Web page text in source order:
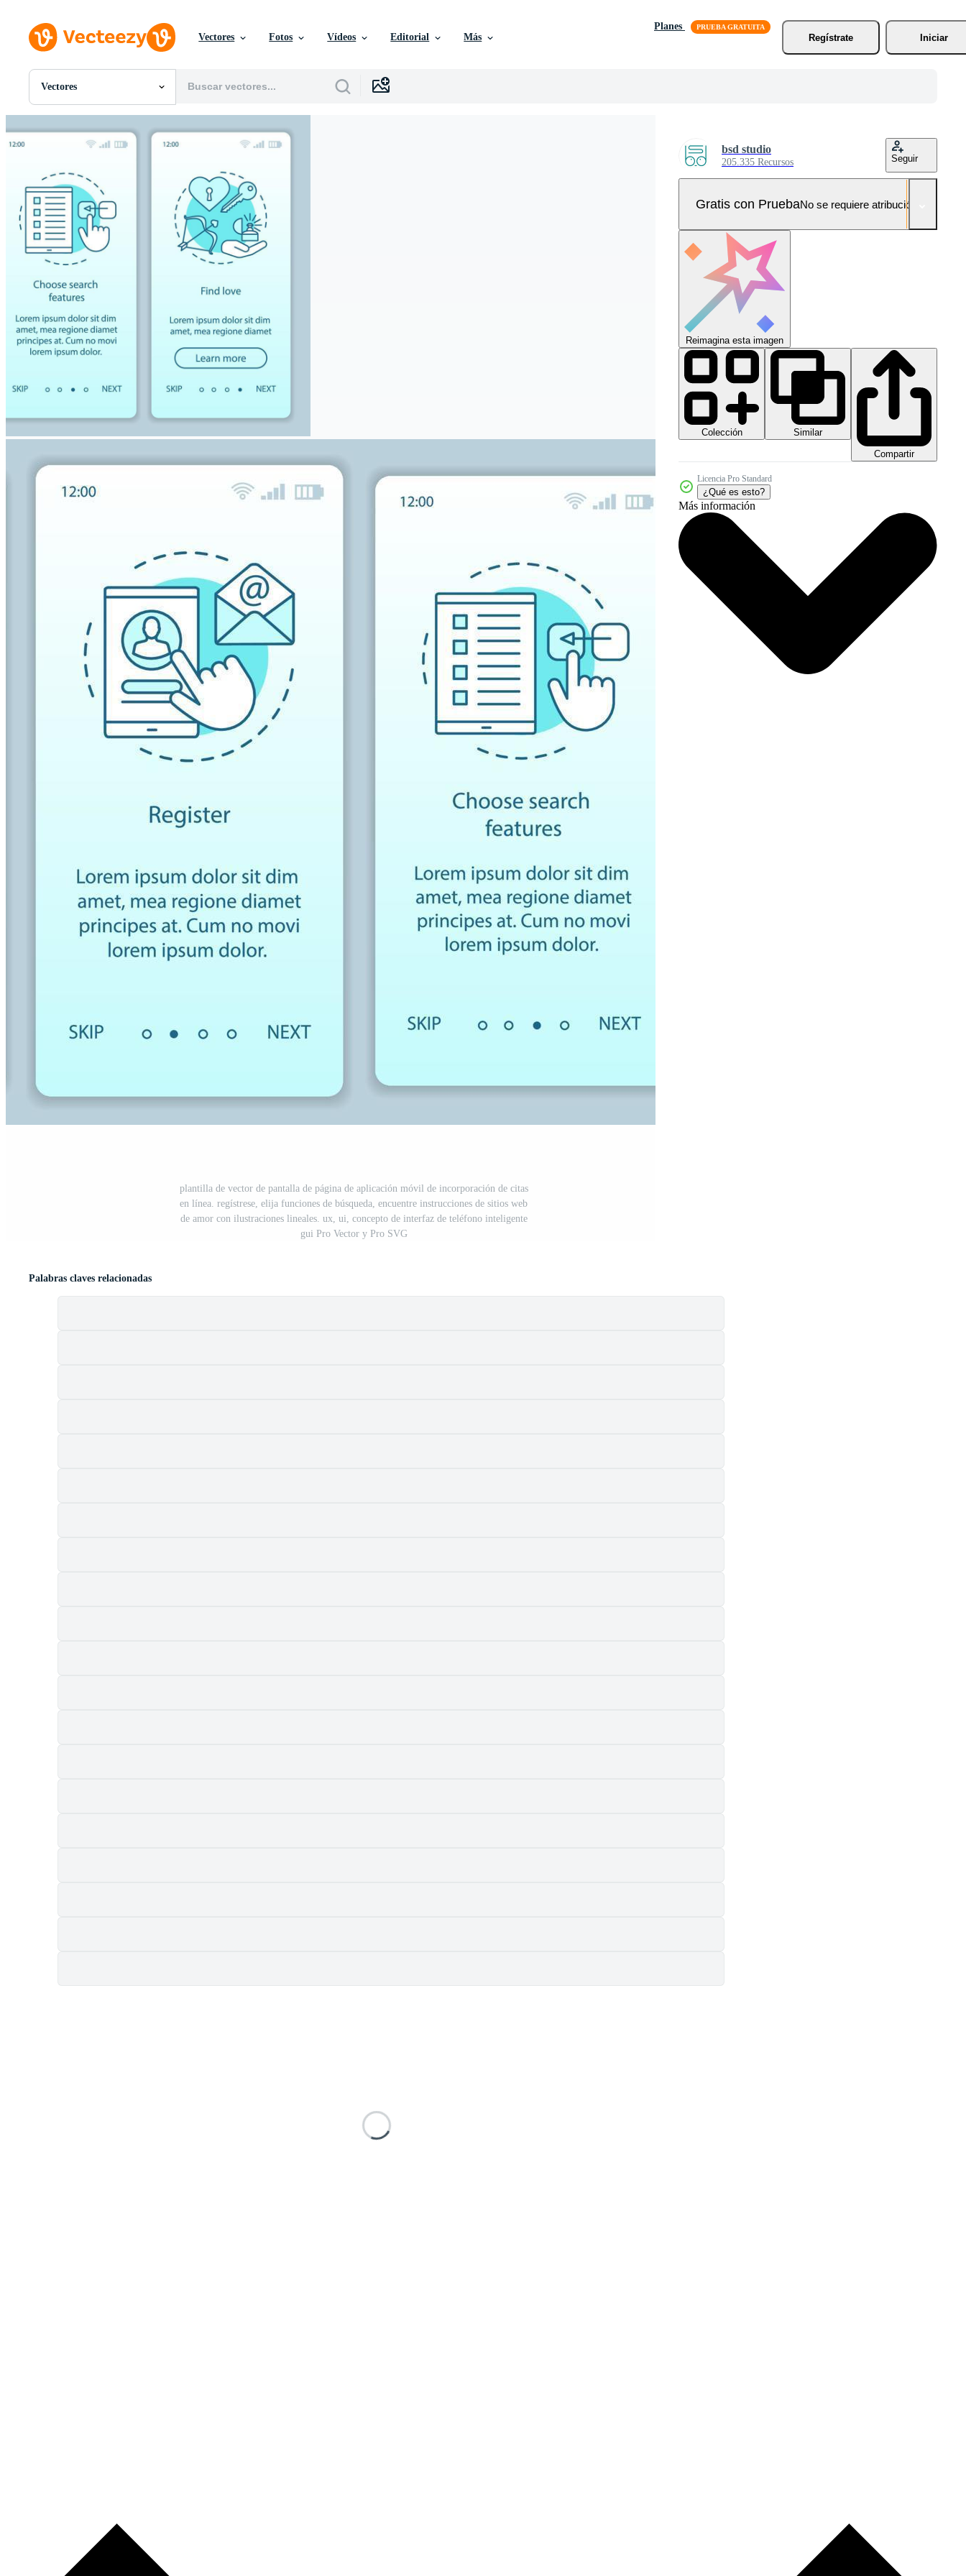
Vectores Fotos Vídeos Editorial Más
Planes
Regístrate
Iniciar
Vectores
Todas Imágenes
Plantillas
Vectores
Videos
Gráficos en Movimiento
Imágenes Editoriales
Eventos Editoriales
plantilla de vector de pantalla de página de aplicación móvil de incorporación de citas
en línea. regístrese, elija funciones de búsqueda, encuentre instrucciones de sitios web
de amor con ilustraciones lineales. ux, ui, concepto de interfaz de teléfono inteligente
gui Pro Vector y Pro SVG
bsd studio
205.335 Recursos Seguir
Gratis con PruebaNo se requiere atribución!
Reimagina esta imagen
Colección
Similar
Compartir
Licencia Pro Standard
¿Qué es esto?
Más información
Palabras claves relacionadas